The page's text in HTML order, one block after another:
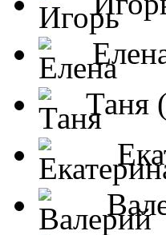
Таня